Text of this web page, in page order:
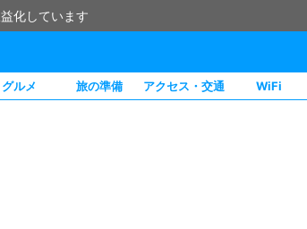
化しています
グルメ 旅の準備 アクセス・交通
WiFi